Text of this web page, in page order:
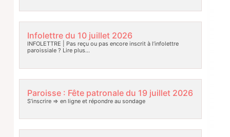
Infolettre du 10 juillet 2026
INFOLETTRE | Pas reçu ou pas encore inscrit à l’infolettre
paroissiale ? Lire plus…
Paroisse : Fête patronale du 19 juillet 2026
S’inscrire => en ligne et répondre au sondage